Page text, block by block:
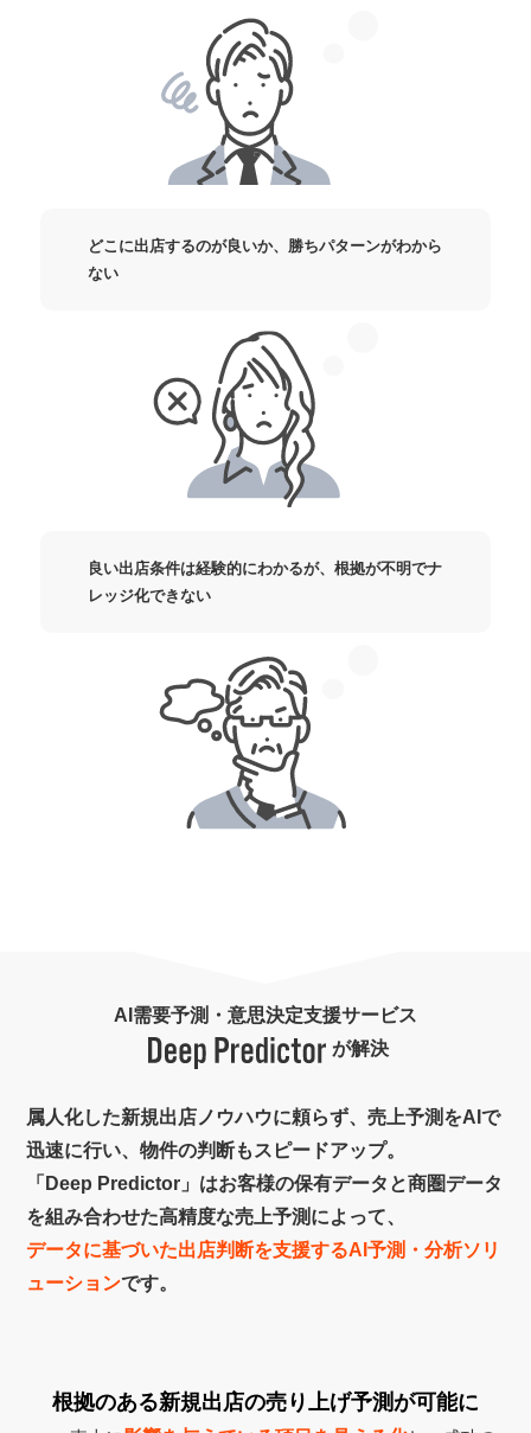
どこに出店するのが良いか、勝ちパターンがわから
ない
良い出店条件は経験的にわかるが、根拠が不明でナ
レッジ化できない
AI需要予測・意思決定支援サービス
が解決
属人化した新規出店ノウハウに頼らず、売上予測をAIで
迅速に行い、物件の判断もスピードアップ。
「Deep Predictor」はお客様の保有データと商圏データ
を組み合わせた高精度な売上予測によって、
データに基づいた出店判断を支援するAI予測・分析ソリ
ューションです。
根拠のある新規出店の売り上げ予測が可能に